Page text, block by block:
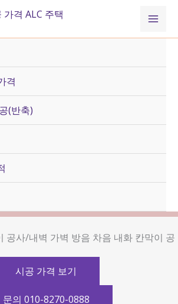
격
(반축)
공사/내벽 가벽 방음 차음 내화 칸막이 공
시공 가격 보기
문의 010-8270-0888